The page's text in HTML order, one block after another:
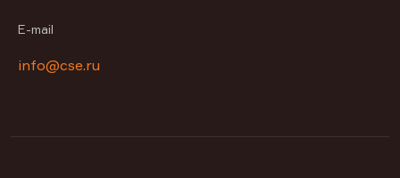
E-mail
info@cse.ru